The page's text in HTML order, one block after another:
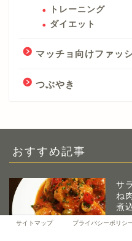
トレーニング
ダイエット
マッチョ向けファッ
つぶやき
おすすめ記事
サ
ね
煮
サイトマップ プライバシーポリシ